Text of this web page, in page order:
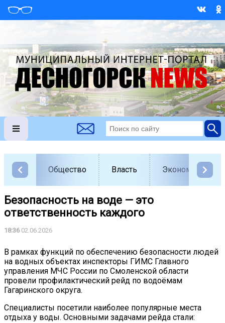
Общество Власть Экономика
Безопасность на воде — это
ответственность каждого
18:3602.06.2026
В рамках функций по обеспечению безопасности людей
на водных объектах инспекторы ГИМС Главного
управления МЧС России по Смоленской области
провели профилактический рейд по водоёмам
Гагаринского округа.
Специалисты посетили наиболее популярные места
отдыха у воды. Основными задачами рейда стали: